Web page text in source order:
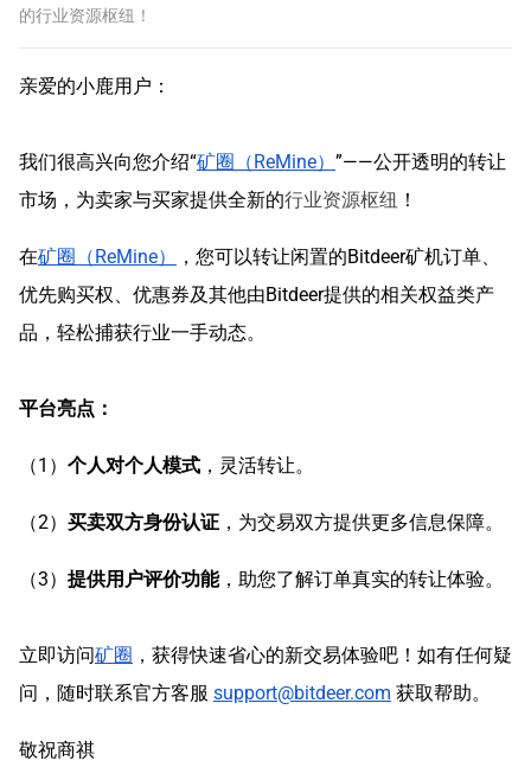
的行业资源枢纽！
亲爱的小鹿用户：
我们很高兴向您介绍“矿圈（ReMine） ”——公开透明的转让
市场，为卖家与买家提供全新的行业资源枢纽 ！
在矿圈（ReMine）
，您可以转让闲置的Bitdeer矿机订单、
优先购买权、优惠券及其他由Bitdeer提供的相关权益类产
品，轻松捕获行业一手动态。
平台亮点：
（1） 个人对个人模式 ，灵活转让。
（2） 买卖双方身份认证 ，为交易双方提供更多信息保障。
（3） 提供用户评价功能，助您了解订单真实的转让体验。
立即访问矿圈 ，获得快速省心的新交易体验吧！如有任何疑
问，随时联系官方客服 support@bitdeer.com 获取帮助。
敬祝商祺